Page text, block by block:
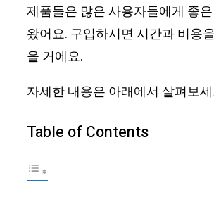
제품들은 많은 사용자들에게 좋
왔어요. 구입하시면 시간과 비용
을 거에요.
자세한 내용은 아래에서 살펴보
Table of Contents